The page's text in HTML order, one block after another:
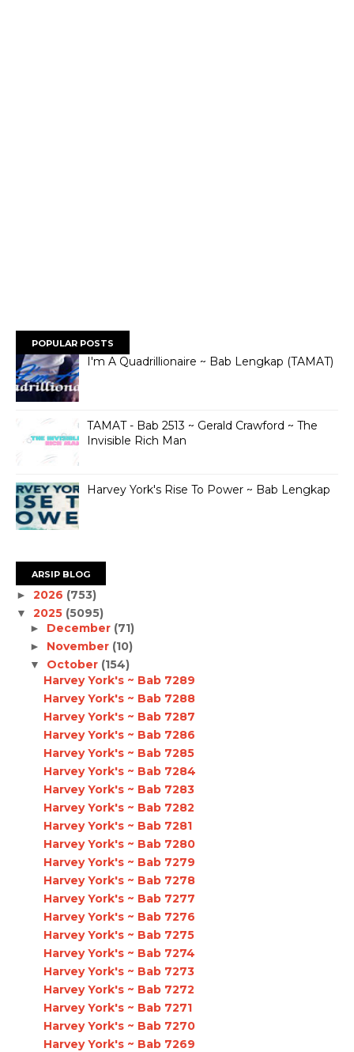
POPULAR POSTS
I'm A Quadrillionaire ~ Bab Lengkap (TAMAT)
TAMAT - Bab 2513 ~ Gerald Crawford ~ The
Invisible Rich Man
Harvey York's Rise To Power ~ Bab Lengkap
ARSIP BLOG
► 2026 (753)
▼ 2025 (5095)
► December (71)
► November (10)
▼ October (154)
Harvey York's ~ Bab 7289
Harvey York's ~ Bab 7288
Harvey York's ~ Bab 7287
Harvey York's ~ Bab 7286
Harvey York's ~ Bab 7285
Harvey York's ~ Bab 7284
Harvey York's ~ Bab 7283
Harvey York's ~ Bab 7282
Harvey York's ~ Bab 7281
Harvey York's ~ Bab 7280
Harvey York's ~ Bab 7279
Harvey York's ~ Bab 7278
Harvey York's ~ Bab 7277
Harvey York's ~ Bab 7276
Harvey York's ~ Bab 7275
Harvey York's ~ Bab 7274
Harvey York's ~ Bab 7273
Harvey York's ~ Bab 7272
Harvey York's ~ Bab 7271
Harvey York's ~ Bab 7270
Harvey York's ~ Bab 7269